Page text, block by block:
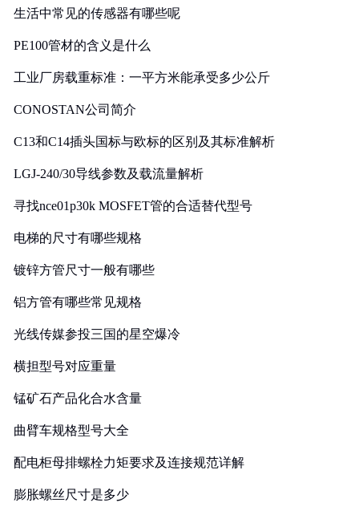
生活中常见的传感器有哪些呢
PE100管材的含义是什么
工业厂房载重标准：一平方米能承受多少公斤
CONOSTAN公司简介
C13和C14插头国标与欧标的区别及其标准解析
LGJ-240/30导线参数及载流量解析
寻找nce01p30k MOSFET管的合适替代型号
电梯的尺寸有哪些规格
镀锌方管尺寸一般有哪些
铝方管有哪些常见规格
光线传媒参投三国的星空爆冷
横担型号对应重量
锰矿石产品化合水含量
曲臂车规格型号大全
配电柜母排螺栓力矩要求及连接规范详解
膨胀螺丝尺寸是多少